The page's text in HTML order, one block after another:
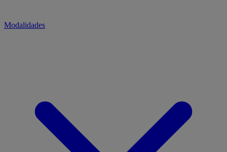
Modalidades